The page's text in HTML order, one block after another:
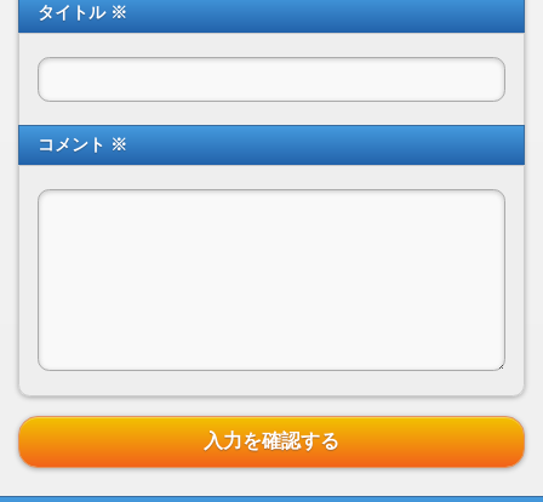
タイトル ※
コメント ※
入力を確認する